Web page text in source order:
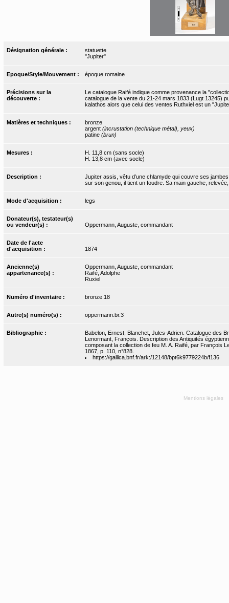
Désignation générale :
statuette
"Jupiter"
Epoque/Style/Mouvement : époque romaine
Précisions sur la
découverte :
Le catalogue Raifé indique comme provenance la
catalogue de la vente du 21-24 mars 1833 (Lugt 13245)
kalathos alors que celui des ventes Ruthxiel est un
Matières et techniques :
bronze
argent (incrustation (technique métal), yeux)
patine (brun)
Mesures :
H. 11,8 cm (sans socle)
H. 13,8 cm (avec socle)
Description :
Jupiter assis, vêtu d’une chlamyde qui couvre ses
sur son genou, il tient un foudre. Sa main gauche,
Mode d'acquisition : legs
Donateur(s), testateur(s)
ou vendeur(s) :
Oppermann, Auguste, commandant
Date de l'acte
d'acquisition :
1874
Ancienne(s)
appartenance(s) :
Oppermann, Auguste, commandant
Raifé, Adolphe
Ruxiel
Numéro d'inventaire : bronze.18
Autre(s) numéro(s) : oppermann.br.3
Bibliographie :
Babelon, Ernest, Blanchet, Jules-Adrien. Catalogue des
Lenormant, François. Description des Antiquités
composant la collection de feu M. A. Raifé, par François
1867, p. 110, n°828.
https://gallica.bnf.fr/ark:/12148/bpt6k9779224b/f136
Mentions légales